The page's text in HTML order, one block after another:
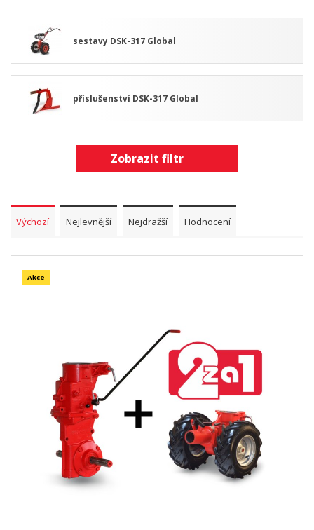
sestavy DSK-317 Global
příslušenství DSK-317 Global
Zobrazit filtr
Výchozí Nejlevnější Nejdražší Hodnocení
Akce